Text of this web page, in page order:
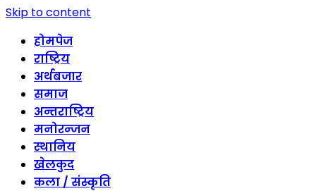
Skip to content
होमपेज
राष्ट्रिय
अर्थबजार
समाज
अन्तराष्ट्रिय
मनोरन्जन
स्थानिय
खेलकुद
कला / संस्कृति